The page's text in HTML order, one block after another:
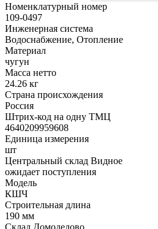
Номенклатурный номер
109-0497
Инженерная система
Водоснабжение, Отопление
Материал
чугун
Масса нетто
24.26 кг
Страна происхождения
Россия
Штрих-код на одну ТМЦ
4640209959608
Единица измерения
шт
Центральный склад Видное
ожидает поступления
Модель
КШЧ
Строительная длина
190 мм
Склад Домодедово